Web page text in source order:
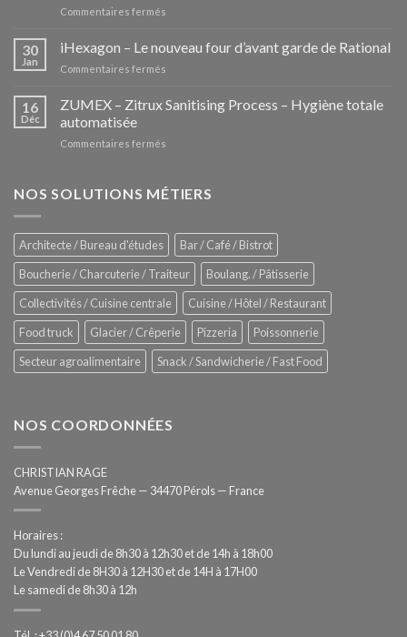
Commentaires fermés
Pozzettis:
des
30
Jan
iHexagon – Le nouveau four d’avant garde de Rational
Commentaires fermés
–
de
16
Déc
ZUMEX – Zitrux Sanitising Process – Hygiène totale
automatisée
Commentaires fermés
Zitrux
–
Hygiène
totale
automatisée
NOS SOLUTIONS MÉTIERS
Architecte / Bureau d'études
Bar / Café / Bistrot
Boucherie / Charcuterie / Traiteur
Boulang. / Pâtisserie
Collectivités / Cuisine centrale
Cuisine / Hôtel / Restaurant
Food truck
Glacier / Crêperie Pizzeria
Poissonnerie
Secteur agroalimentaire
Snack / Sandwicherie / Fast Food
NOS COORDONNÉES
CHRISTIAN RAGE
Avenue Georges Frêche — 34470 Pérols — France
Horaires :
Du lundi au jeudi de 8h30 à 12h30 et de 14h à 18h00
Le Vendredi de 8H30 à 12H30 et de 14H à 17H00
Le samedi de 8h30 à 12h